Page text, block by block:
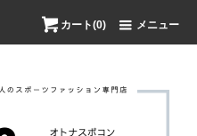
カート(0) メニュー